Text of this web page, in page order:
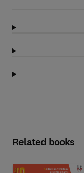
Related books